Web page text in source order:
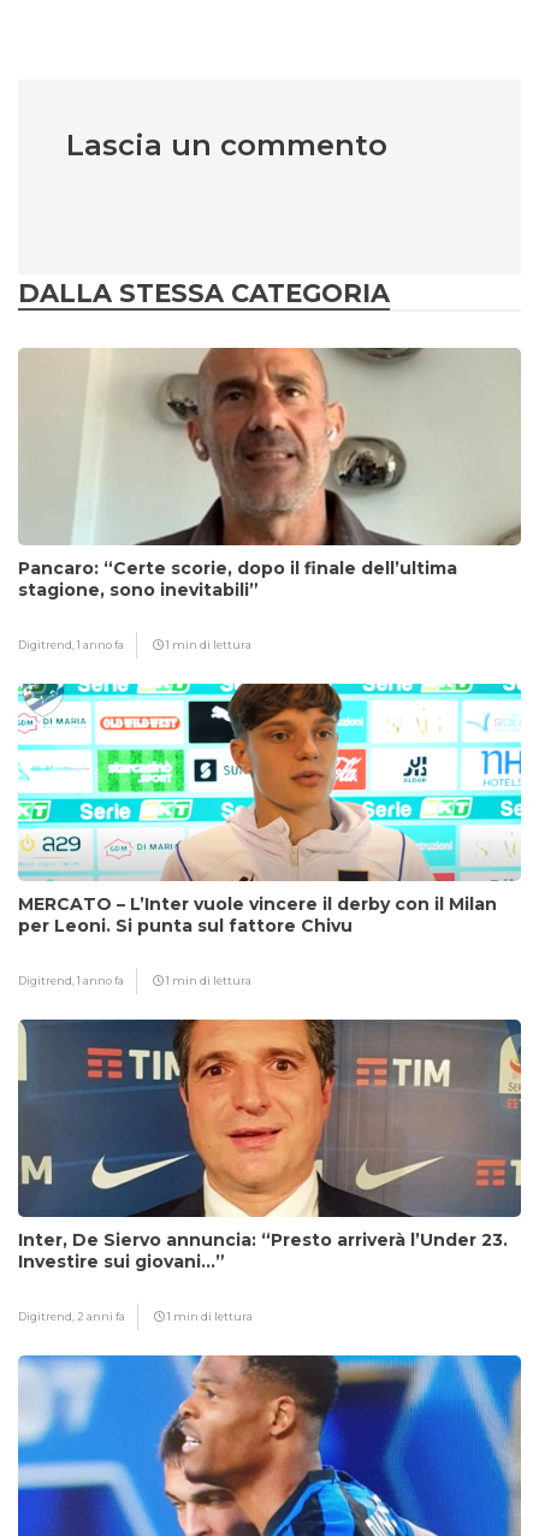
Lascia un commento
DALLA STESSA CATEGORIA
Pancaro: “Certe scorie, dopo il finale dell’ultima
stagione, sono inevitabili”
Digitrend,1 anno fa 1 min di lettura
MERCATO – L’Inter vuole vincere il derby con il Milan
per Leoni. Si punta sul fattore Chivu
Digitrend,1 anno fa 1 min di lettura
Inter, De Siervo annuncia: “Presto arriverà l’Under 23.
Investire sui giovani…”
Digitrend, 2 anni fa 1 min di lettura